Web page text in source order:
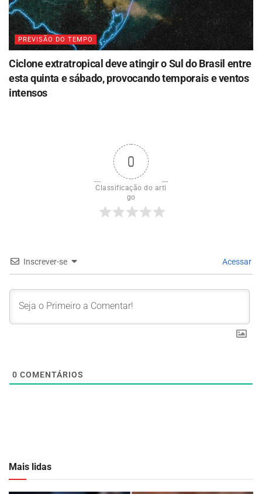
PREVISÃO DO TEMPO
Ciclone extratropical deve atingir o Sul do Brasil entre
esta quinta e sábado, provocando temporais e ventos
intensos
0
Classificação do arti
go
Inscrever-se Acessar
0 COMENTÁRIOS
Mais lidas